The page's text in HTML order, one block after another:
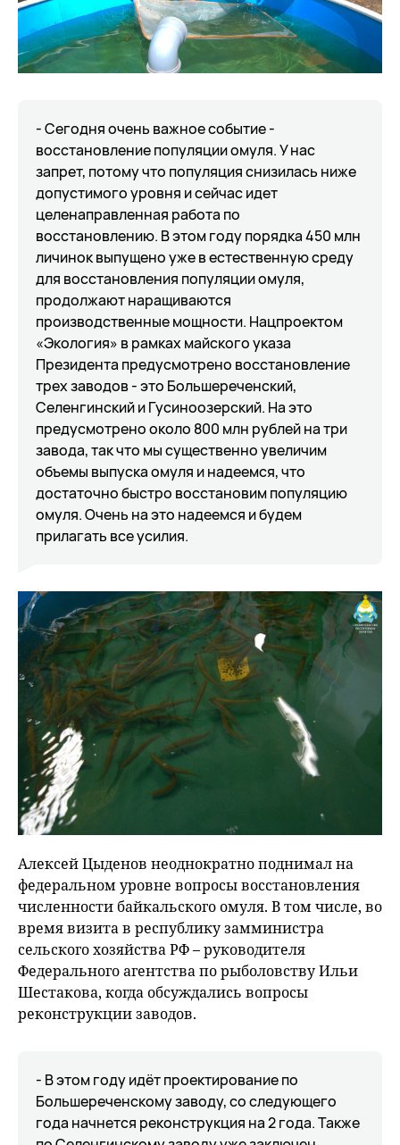
- Сегодня очень важное событие -
восстановление популяции омуля. У нас
запрет, потому что популяция снизилась ниже
допустимого уровня и сейчас идет
целенаправленная работа по
восстановлению. В этом году порядка 450 млн
личинок выпущено уже в естественную среду
для восстановления популяции омуля,
продолжают наращиваются
производственные мощности. Нацпроектом
«Экология» в рамках майского указа
Президента предусмотрено восстановление
трех заводов - это Большереченский,
Селенгинский и Гусиноозерский. На это
предусмотрено около 800 млн рублей на три
завода, так что мы существенно увеличим
объемы выпуска омуля и надеемся, что
достаточно быстро восстановим популяцию
омуля. Очень на это надеемся и будем
прилагать все усилия.
Алексей Цыденов неоднократно поднимал на
федеральном уровне вопросы восстановления
численности байкальского омуля. В том числе, во
время визита в республику замминистра
сельского хозяйства РФ – руководителя
Федерального агентства по рыболовству Ильи
Шестакова, когда обсуждались вопросы
реконструкции заводов.
- В этом году идёт проектирование по
Большереченскому заводу, со следующего
года начнется реконструкция на 2 года. Также